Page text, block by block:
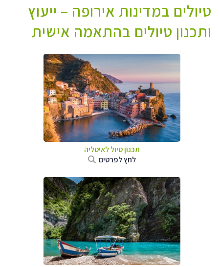
טיולים במדינות אירופה – ייעוץ
ותכנון טיולים בהתאמה אישית
תכנון טיול לאיטליה
לחץ לפרטים